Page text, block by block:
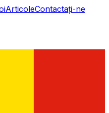
ArticoleContactați-ne